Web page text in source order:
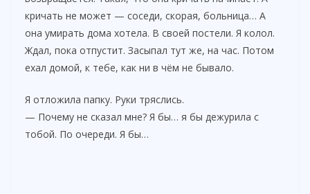
кричать не может — соседи, скорая, больница… А
она умирать дома хотела. В своей постели. Я колол.
Ждал, пока отпустит. Засыпал тут же, на час. Потом
ехал домой, к тебе, как ни в чём не бывало.
Я отложила папку. Руки тряслись.
— Почему не сказал мне? Я бы… я бы дежурила с
тобой. По очереди. Я бы…